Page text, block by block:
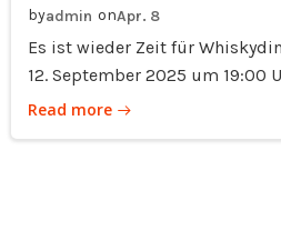
byadmin onApr. 8
Es ist wieder Zeit für
12. September 2025 um 19:00
Read more